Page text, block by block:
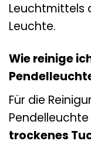
Leuchtmittels
Leuchte.
Wie reinige
Für die
trockenes